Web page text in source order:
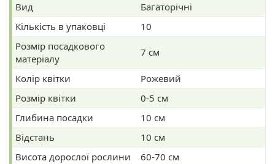
Вид
Багаторічні
Кількість в упаковці
10
Розмір посадкового
матеріалу
7 см
Колір квітки
Рожевий
Розмір квітки
0-5 см
Глибина посадки
10 см
Відстань
10 см
Висота дорослої рослини
60-70 см